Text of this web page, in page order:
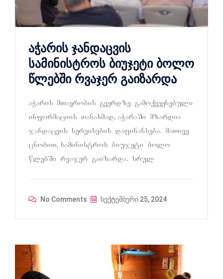
აჭარის ჯანდაცვის
სამინისტროს ბიუჯეტი ბოლო
წლებში რვაჯერ გაიზარდა
aWaris mTavrobis gverdze gamoqveynebuli
informaciis Tanaxmad, aWaraSi mzardia
jandacvis servisebis dafinanseba. maTive
cnobiT, saministros biujeti bolo
wlebSi rvajer gaizarda. srul
No Comments სექტემბერი 25, 2024